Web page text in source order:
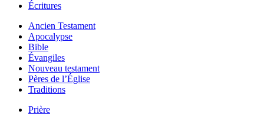
Écritures
Ancien Testament
Apocalypse
Bible
Évangiles
Nouveau testament
Pères de l’Église
Traditions
Prière